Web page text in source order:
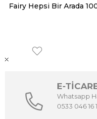
E-
Whatsapp
0533 046 16